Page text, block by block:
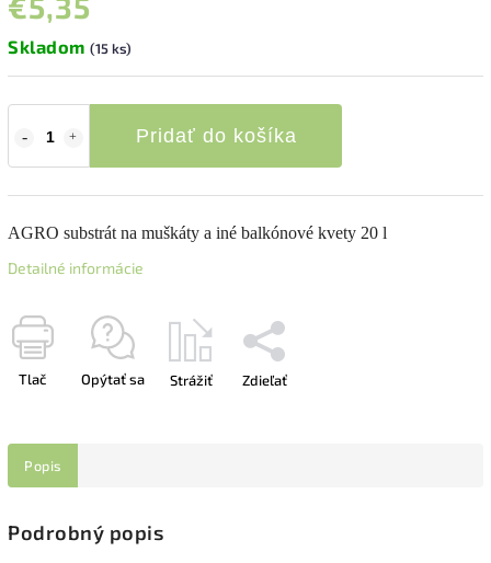
Skladom (15 ks)
Pridať do košíka
AGRO substrát na muškáty a iné balkónové kvety 20 l
Detailné informácie
Tlač Opýtať sa Strážiť Zdieľať
Popis
Podrobný popis